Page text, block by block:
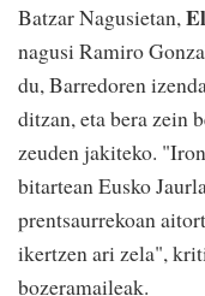
Batzar Nagusietan,
nagusi Ramiro
du, Barredoren
ditzan, eta bera zein
zeuden jakiteko.
bitartean Eusko
prentsaurrekoan
ikertzen ari zela",
bozeramaileak.